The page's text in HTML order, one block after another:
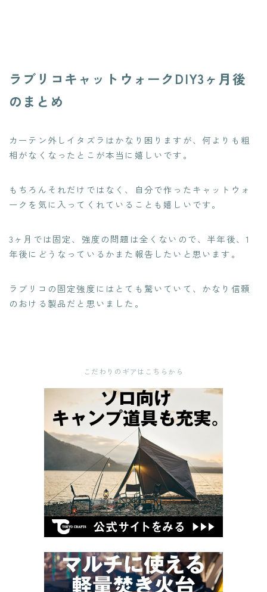
ラブリコキャットウォークDIY3ヶ月後
のまとめ
カーテン外しイタズラはかなり困りますが、何よりも粗
相がなくなったとこが本当に嬉しいです。
もちろんそれだけではなく、自分で作ったキャットウォ
ークを気に入ってくれていることも嬉しいです。
3ヶ月では固定、強度の問題は全くないので、半年後、1
年後にどうなっているかまた報告したいと思います。
ラブリコの固定強度にはとても驚いていて、かなり信頼
のおける製品だと思いました。
こだわりのギアはこちらから